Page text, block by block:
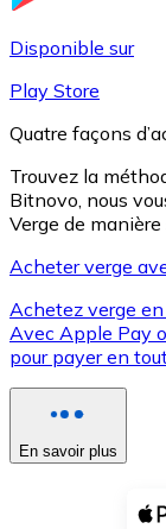
XRP
XRP
Voir toutes
Coupons
Disponible sur
Play Store
Quatre façons
Trouvez la
Bitnovo, nous
Verge de manière
Acheter verge
Achetez verge
Avec Apple Pay
pour payer en
En savoir plus